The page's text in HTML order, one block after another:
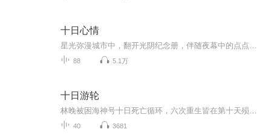
十日心情
88 5.1万
十日游轮
40 3681